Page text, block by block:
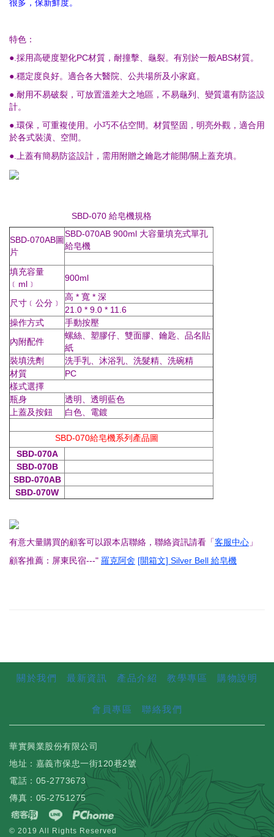
很多，保新鮮度。
特色：
●.採用高硬度塑化PC材質，耐撞擊、龜裂。有別於一般ABS材質。
●.穩定度良好。適合各大醫院、公共場所及小家庭。
●.耐用不易破裂，可放置溫差大之地區，不易龜列、變質還有防盜設
計。
●.環保，可重複使用。小巧不佔空間。材質堅固，明亮外觀，適合用
於各式裝潢、空間。
●.上蓋有簡易防盜設計，需用附贈之鑰匙才能開/關上蓋充填。
SBD-070 給皂機規格
SBD-070AB圖
片
SBD-070AB 900ml 大容量填充式單孔
給皂機
填充容量
﹝ml﹞
900ml
尺寸﹝公分﹞
高 * 寬 * 深
21.0 * 9.0 * 11.6
操作方式
手動按壓
內附配件
螺絲、塑膠仔、雙面膠、鑰匙、品名貼
紙
裝填洗劑
洗手乳、沐浴乳、洗髮精、洗碗精
材質
PC
樣式選擇
瓶身
透明、透明藍色
上蓋及按鈕
白色、電鍍
SBD-070給皂機系列產品圖
SBD-070A
SBD-070B
SBD-070AB
SBD-070W
有意大量購買的顧客可以跟本店聯絡，聯絡資訊請看「客服中心 」
顧客推薦：屏東民宿---" 羅克阿舍 [開箱文] Silver Bell 給皂機
關於我們 最新資訊 產品介紹 教學專區 購物說明
會員專區 聯絡我們
華實興業股份有限公司
地址：嘉義市保忠一街120巷2號
電話：05-2773673
傳真：05-2751275
© 2019 All Rights Reserved